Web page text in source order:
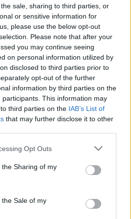
sale, sharing to third parties, or
or sensitive information for
please use the below opt-out
Please note that after your
you may continue seeing
on personal information utilized by
disclosed to third parties prior to
opt-out of the further
information by third parties on the
participants. This information may
third parties on the IAB’s List of
that may further disclose it to other
app uses one or more Google
usage behaviour. You may click to
Google and its third-party tags to
purposes in below Google
Opt Outs
Sharing of my
Sale of my